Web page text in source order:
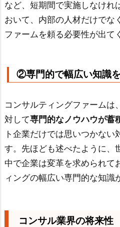
など、短期間で実施しなけれ
おいて、内部の人材だけでな
ファームを頼る必要性が出て
②専門的で幅広い知識
コンサルティングファームは
対して専門的なノウハウが蓄
ト企業だけでは思いつかない
す。先ほども述べたように、
中で企業は変革を求められて
ィングの幅広い専門的な知識
コンサル業界の将来性